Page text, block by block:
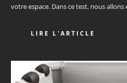
votre espace. Dans ce test, nous
LIRE L'ARTICLE